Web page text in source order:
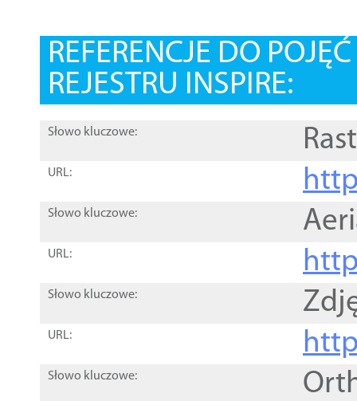
REFERENCJE DO
REJESTRU INSPIRE:
Słowo kluczowe:
URL:
Słowo kluczowe:
URL:
Słowo kluczowe:
URL:
Słowo kluczowe: